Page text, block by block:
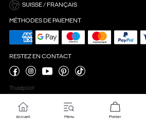
SUISSE / FRANÇAIS
MÉTHODES DE PAIEMENT
RESTEZ EN CONTACT
Trustpilot
Accueil Menu Panier